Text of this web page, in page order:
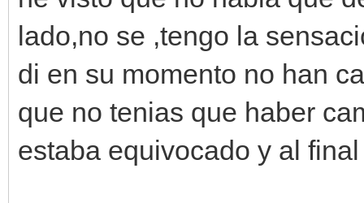
lado,no se ,tengo la
di en su momento no han
que no tenias que haber
estaba equivocado y al